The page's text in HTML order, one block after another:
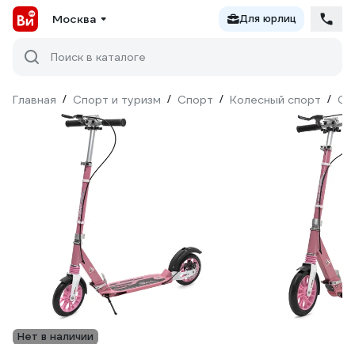
Москва Для юрлиц
Поиск в каталоге
Главная / Спорт и туризм / Спорт / Колесный спорт /
Нет в наличии